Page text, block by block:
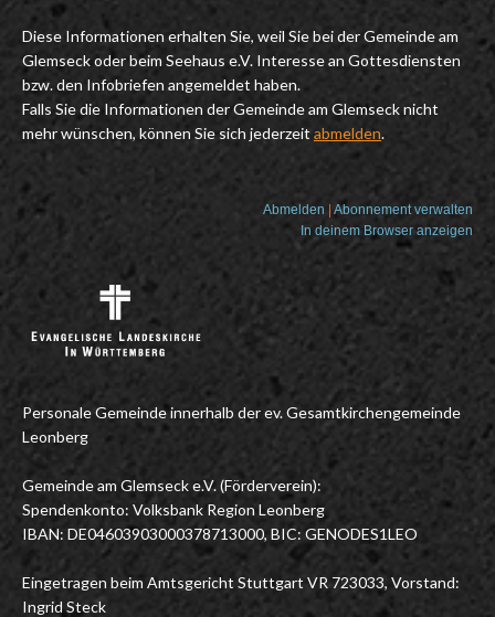
Diese Informationen erhalten Sie, weil Sie bei der Gemeinde am
Glemseck oder beim Seehaus e.V. Interesse an Gottesdiensten
bzw. den Infobriefen angemeldet haben.
Falls Sie die Informationen der Gemeinde am Glemseck nicht
mehr wünschen, können Sie sich jederzeitabmelden.
Abmelden
Abonnement verwalten
In deinem Browser anzeigen
Personale Gemeinde innerhalb der ev. Gesamtkirchengemeinde
Leonberg
Gemeinde am Glemseck e.V. (Förderverein):
Spendenkonto: Volksbank Region Leonberg
IBAN: DE04603903000378713000, BIC: GENODES1LEO
Eingetragen beim Amtsgericht Stuttgart VR 723033, Vorstand:
Ingrid Steck